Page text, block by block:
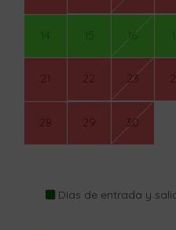
14 15 16
21 22 23
28 29 30
Días de entrada y